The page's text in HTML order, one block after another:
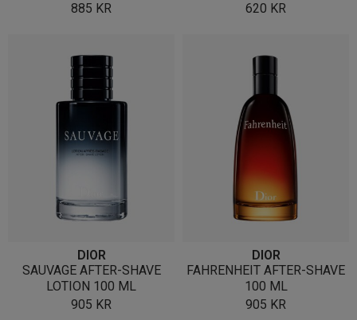
885 KR
620 KR
DIOR
SAUVAGE AFTER-SHAVE
LOTION 100 ML
905 KR
DIOR
FAHRENHEIT AFTER-SHAVE
100 ML
905 KR